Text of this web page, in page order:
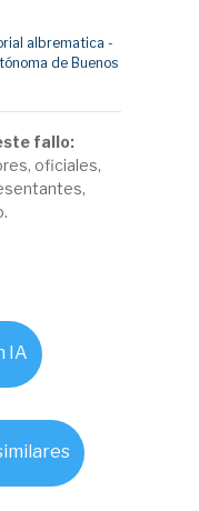
albrematica -
de Buenos
fallo:
oficiales,
IA